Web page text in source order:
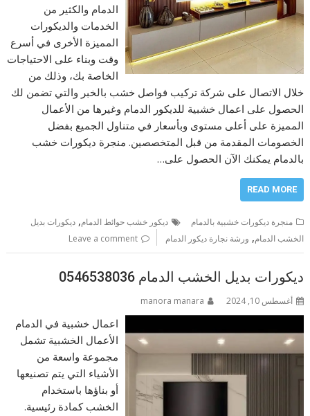
الدمام والكثير من
الخدمات والديكورات
المميزة الأخرى في أسرع
وقت وبناء على الاحتياجات
الخاصة بك، وذلك من
خلال الاتصال على شركة تركيب فواصل خشب بالخبر والتي تضمن لك
الحصول على اعمال خشبية للديكور الدمام وغيرها من الأعمال
المميزة على أعلى مستوى وبأسعار في متناول الجميع بفضل
الخصومات المقدمة من قبل المتخصصين. منجرة ديكورات خشب
بالدمام يمكنك الآن الحصول على…
READ MORE
منجرة ديكورات خشبية بالدمام ديكور خشب حوائط الدمام,ديكورات بديل
الخشب الدمام, ورشة نجارة ديكور الدمام Leave a comment
ديكورات بديل الخشب الدمام 0546538036
أغسطس 10, 2024 manora manara
اعمال خشبية في الدمام
الأعمال الخشبية تشمل
مجموعة واسعة من
الأشياء التي يتم تصنيعها
أو بناؤها باستخدام
الخشب كمادة رئيسية.